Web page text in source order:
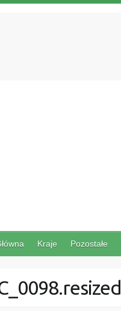
Kraje Pozostałe